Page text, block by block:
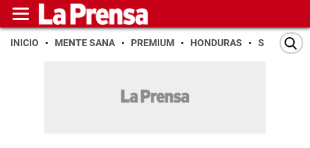
INICIO MENTE SANA PREMIUM HONDURAS SAN PEDRO